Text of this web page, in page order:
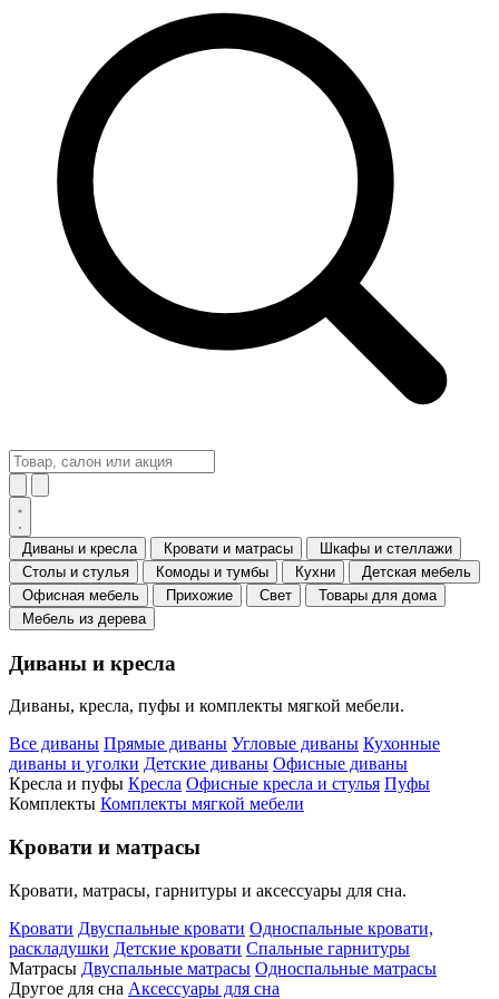
Диваны и кресла Кровати и матрасы
Шкафы и стеллажи
Столы и стулья
Комоды и тумбы Кухни
Детская мебель
Офисная мебель
Прихожие Свет
Товары для дома
Мебель из дерева
Диваны и кресла
Диваны, кресла, пуфы и комплекты мягкой мебели.
Все диваны Прямые диваны Угловые диваны Кухонные
диваны и уголки Детские диваны Офисные диваны
Кресла и пуфы Кресла Офисные кресла и стулья Пуфы
Комплекты Комплекты мягкой мебели
Кровати и матрасы
Кровати, матрасы, гарнитуры и аксессуары для сна.
Кровати Двуспальные кровати Односпальные кровати,
раскладушки Детские кровати Спальные гарнитуры
Матрасы Двуспальные матрасы Односпальные матрасы
Другое для сна Аксессуары для сна